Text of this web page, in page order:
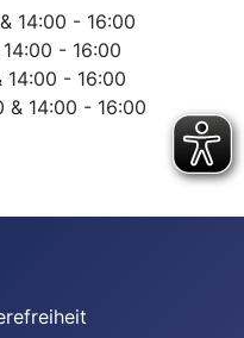
& 14:00 - 16:00
14:00 - 16:00
14:00 - 16:00
& 14:00 - 16:00